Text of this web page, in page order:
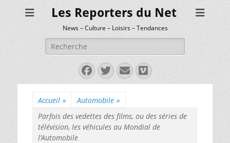
Les Reporters du Net
News – Culture – Loisirs – Tendances
Rechercher :
Facebook
Twitter
E-
mail
Vimeo
Accueil » Automobile »
Parfois des vedettes des films, ou des séries de
télévision, les véhicules au Mondial de
l’Automobile